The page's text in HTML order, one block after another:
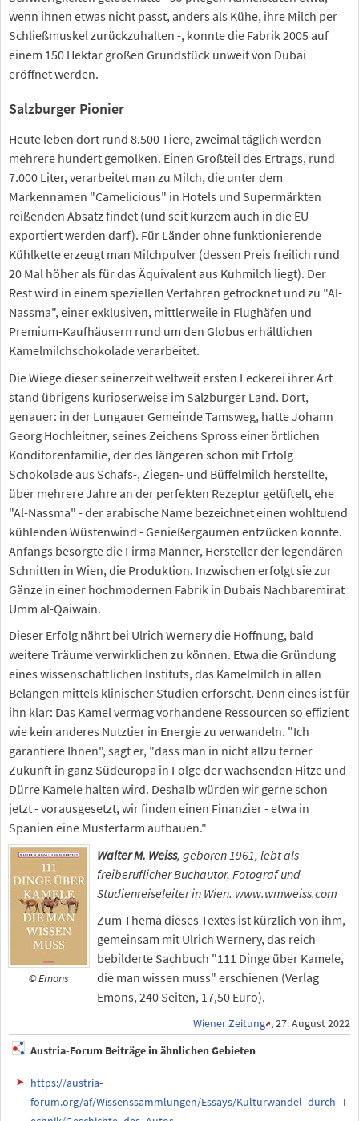
wenn ihnen etwas nicht passt, anders als Kühe, ihre Milch per
Schließmuskel zurückzuhalten -, konnte die Fabrik 2005 auf
einem 150 Hektar großen Grundstück unweit von Dubai
eröffnet werden.
Salzburger Pionier
Heute leben dort rund 8.500 Tiere, zweimal täglich werden
mehrere hundert gemolken. Einen Großteil des Ertrags, rund
7.000 Liter, verarbeitet man zu Milch, die unter dem
Markennamen "Camelicious" in Hotels und Supermärkten
reißenden Absatz findet (und seit kurzem auch in die EU
exportiert werden darf). Für Länder ohne funktionierende
Kühlkette erzeugt man Milchpulver (dessen Preis freilich rund
20 Mal höher als für das Äquivalent aus Kuhmilch liegt). Der
Rest wird in einem speziellen Verfahren getrocknet und zu "Al-
Nassma", einer exklusiven, mittlerweile in Flughäfen und
Premium-Kaufhäusern rund um den Globus erhältlichen
Kamelmilchschokolade verarbeitet.
Die Wiege dieser seinerzeit weltweit ersten Leckerei ihrer Art
stand übrigens kurioserweise im Salzburger Land. Dort,
genauer: in der Lungauer Gemeinde Tamsweg, hatte Johann
Georg Hochleitner, seines Zeichens Spross einer örtlichen
Konditorenfamilie, der des längeren schon mit Erfolg
Schokolade aus Schafs-, Ziegen- und Büffelmilch herstellte,
über mehrere Jahre an der perfekten Rezeptur getüftelt, ehe
"Al-Nassma" - der arabische Name bezeichnet einen wohltuend
kühlenden Wüstenwind - Genießergaumen entzücken konnte.
Anfangs besorgte die Firma Manner, Hersteller der legendären
Schnitten in Wien, die Produktion. Inzwischen erfolgt sie zur
Gänze in einer hochmodernen Fabrik in Dubais Nachbaremirat
Umm al-Qaiwain.
Dieser Erfolg nährt bei Ulrich Wernery die Hoffnung, bald
weitere Träume verwirklichen zu können. Etwa die Gründung
eines wissenschaftlichen Instituts, das Kamelmilch in allen
Belangen mittels klinischer Studien erforscht. Denn eines ist für
ihn klar: Das Kamel vermag vorhandene Ressourcen so effizient
wie kein anderes Nutztier in Energie zu verwandeln. "Ich
garantiere Ihnen", sagt er, "dass man in nicht allzu ferner
Zukunft in ganz Südeuropa in Folge der wachsenden Hitze und
Dürre Kamele halten wird. Deshalb würden wir gerne schon
jetzt - vorausgesetzt, wir finden einen Finanzier - etwa in
Spanien eine Musterfarm aufbauen."
© Emons
Walter M. Weiss, geboren 1961, lebt als
freiberuflicher Buchautor, Fotograf und
Studienreiseleiter in Wien. www.wmweiss.com
Zum Thema dieses Textes ist kürzlich von ihm,
gemeinsam mit Ulrich Wernery, das reich
bebilderte Sachbuch "111 Dinge über Kamele,
die man wissen muss" erschienen (Verlag
Emons, 240 Seiten, 17,50 Euro).
Wiener Zeitung , 27. August 2022
Austria-Forum Beiträge in ähnlichen Gebieten
https://austria-
forum.org/af/Wissenssammlungen/Essays/Kulturwandel_durch_T